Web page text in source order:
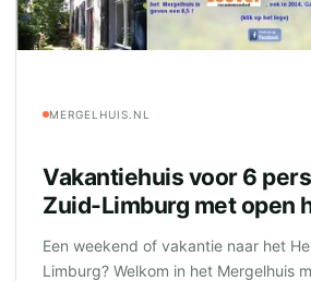
MERGELHUIS.NL
Vakantiehuis voor 6
Zuid-Limburg met open
Een weekend of vakantie naar het
Limburg? Welkom in het Mergelhuis